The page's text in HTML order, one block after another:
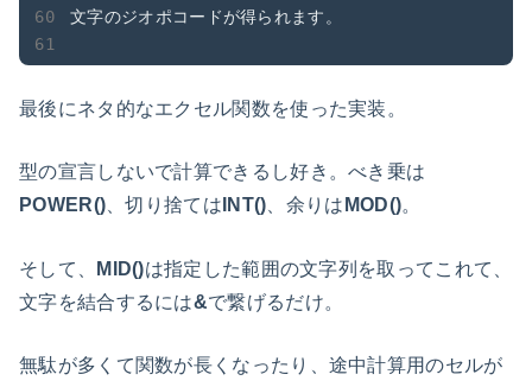
最後にネタ的なエクセル関数を使った実装。
型の宣言しないで計算できるし好き。べき乗は
POWER() 、切り捨ては INT() 、余りは MOD()。
そして、 MID()は指定した範囲の文字列を取ってこれて、
文字を結合するには&で繋げるだけ。
無駄が多くて関数が長くなったり、途中計算用のセルが